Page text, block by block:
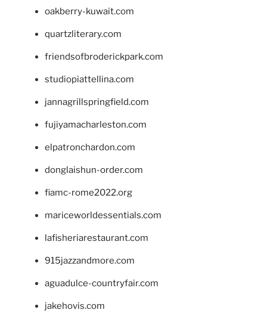
oakberry-kuwait.com
quartzliterary.com
friendsofbroderickpark.com
studiopiattellina.com
jannagrillspringfield.com
fujiyamacharleston.com
elpatronchardon.com
donglaishun-order.com
fiamc-rome2022.org
mariceworldessentials.com
lafisheriarestaurant.com
915jazzandmore.com
aguadulce-countryfair.com
jakehovis.com